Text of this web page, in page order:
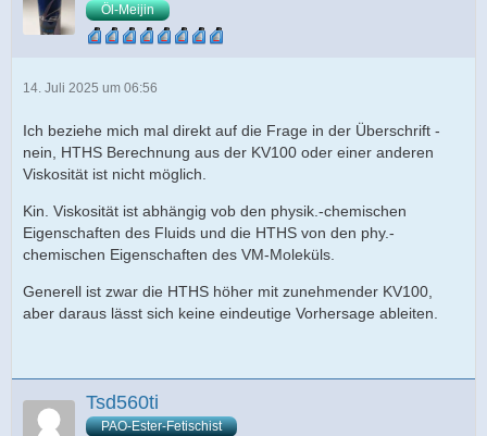
Öl-Meijin
14. Juli 2025 um 06:56
Ich beziehe mich mal direkt auf die Frage in der Überschrift -
nein, HTHS Berechnung aus der KV100 oder einer anderen
Viskosität ist nicht möglich.
Kin. Viskosität ist abhängig vob den physik.-chemischen
Eigenschaften des Fluids und die HTHS von den phy.-
chemischen Eigenschaften des VM-Moleküls.
Generell ist zwar die HTHS höher mit zunehmender KV100,
aber daraus lässt sich keine eindeutige Vorhersage ableiten.
Tsd560ti
PAO-Ester-Fetischist